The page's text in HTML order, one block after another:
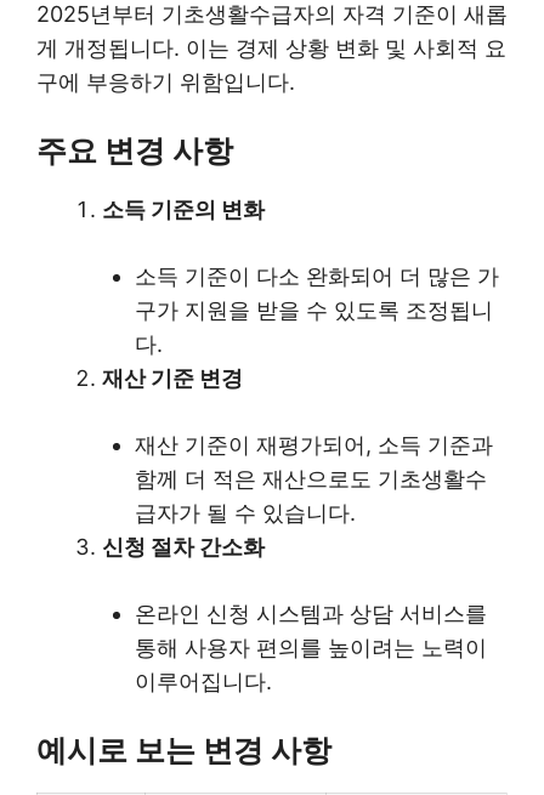
2025년부터 기초생활수급자의 자격 기준이 새롭
게 개정됩니다. 이는 경제 상황 변화 및 사회적 요
구에 부응하기 위함입니다.
주요 변경 사항
소득 기준의 변화
소득 기준이 다소 완화되어 더 많은 가
구가 지원을 받을 수 있도록 조정됩니
다.
재산 기준 변경
재산 기준이 재평가되어, 소득 기준과
함께 더 적은 재산으로도 기초생활수
급자가 될 수 있습니다.
신청 절차 간소화
온라인 신청 시스템과 상담 서비스를
통해 사용자 편의를 높이려는 노력이
이루어집니다.
예시로 보는 변경 사항